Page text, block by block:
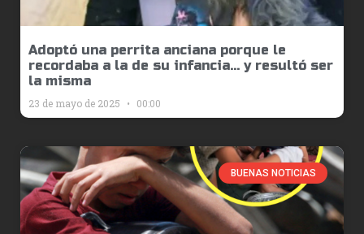
Adoptó una perrita anciana porque le
recordaba a la de su infancia… y resultó ser
la misma
23 de mayo de 2025 00:00
BUENAS NOTICIAS